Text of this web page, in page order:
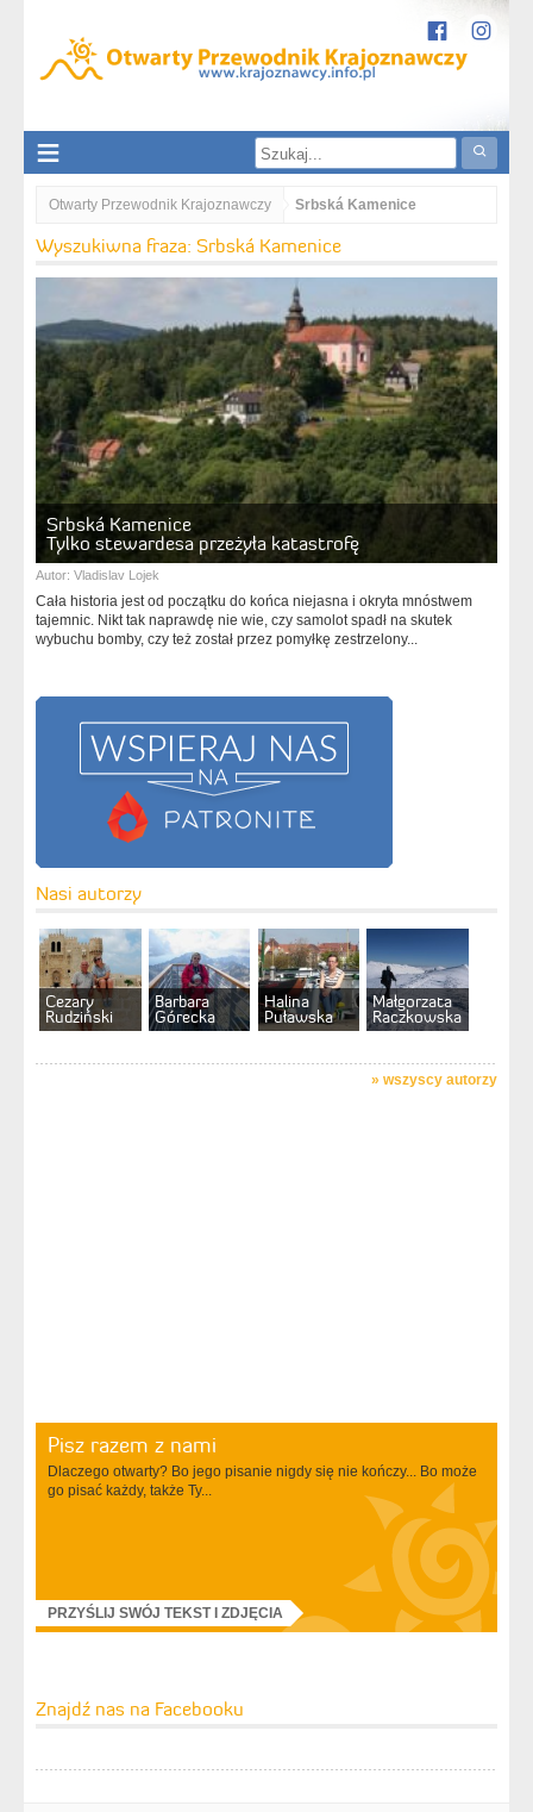
Otwarty Przewodnik Krajoznawczy Srbská Kamenice
Wyszukiwna fraza: Srbská Kamenice
Srbská Kamenice
Tylko stewardesa przeżyła katastrofę
Autor: Vladislav Lojek
Cała historia jest od początku do końca niejasna i okryta mnóstwem
tajemnic. Nikt tak naprawdę nie wie, czy samolot spadł na skutek
wybuchu bomby, czy też został przez pomyłkę zestrzelony...
Nasi autorzy
Cezary
Rudziński
Barbara
Górecka
Halina
Puławska
Małgorzata
Raczkowska
» wszyscy autorzy
Pisz razem z nami
Dlaczego otwarty? Bo jego pisanie nigdy się nie kończy... Bo może
go pisać każdy, także Ty...
PRZYŚLIJ SWÓJ TEKST I ZDJĘCIA
Znajdź nas na Facebooku